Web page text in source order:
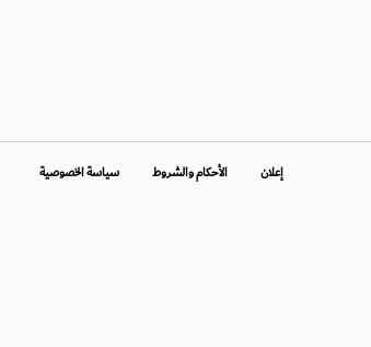
إعلان الأحكام والشروط سياسة الخصوصية